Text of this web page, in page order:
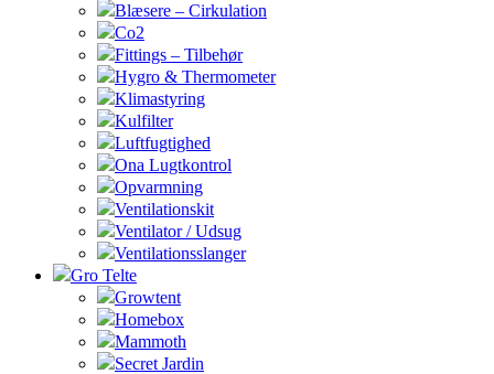
Blæsere – Cirkulation
Co2
Fittings – Tilbehør
Hygro & Thermometer
Klimastyring
Kulfilter
Luftfugtighed
Ona Lugtkontrol
Opvarmning
Ventilationskit
Ventilator / Udsug
Ventilationsslanger
Gro Telte
Growtent
Homebox
Mammoth
Secret Jardin